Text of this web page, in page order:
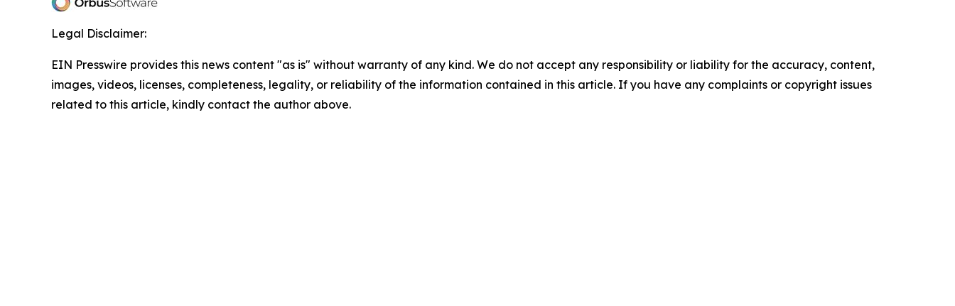
Legal Disclaimer:
EIN Presswire provides this news content "as is" without warranty of any kind. We do not accept any responsibility or liability for the accuracy, content,
images, videos, licenses, completeness, legality, or reliability of the information contained in this article. If you have any complaints or copyright issues
related to this article, kindly contact the author above.